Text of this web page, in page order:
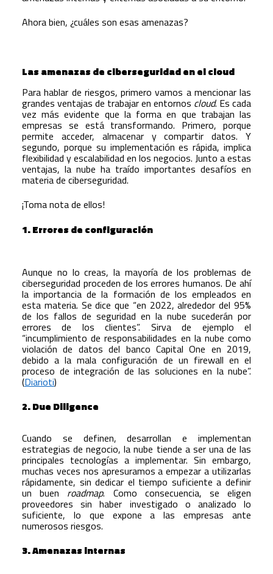
Ahora bien, ¿cuáles son esas amenazas?
Las amenazas de ciberseguridad en el cloud
Para hablar de riesgos, primero vamos a mencionar las
grandes ventajas de trabajar en entornos cloud. Es cada
vez más evidente que la forma en que trabajan las
empresas se está transformando. Primero, porque
permite acceder, almacenar y compartir datos. Y
segundo, porque su implementación es rápida, implica
flexibilidad y escalabilidad en los negocios. Junto a estas
ventajas, la nube ha traído importantes desafíos en
materia de ciberseguridad.
¡Toma nota de ellos!
1. Errores de configuración
Aunque no lo creas, la mayoría de los problemas de
ciberseguridad proceden de los errores humanos. De ahí
la importancia de la formación de los empleados en
esta materia. Se dice que “en 2022, alrededor del 95%
de los fallos de seguridad en la nube sucederán por
errores de los clientes”. Sirva de ejemplo el
“incumplimiento de responsabilidades en la nube como
violación de datos del banco Capital One en 2019,
debido a la mala configuración de un firewall en el
proceso de integración de las soluciones en la nube”.
(Diarioti)
2. Due Diligence
Cuando se definen, desarrollan e implementan
estrategias de negocio, la nube tiende a ser una de las
principales tecnologías a implementar. Sin embargo,
muchas veces nos apresuramos a empezar a utilizarlas
rápidamente, sin dedicar el tiempo suficiente a definir
un buen roadmap. Como consecuencia, se eligen
proveedores sin haber investigado o analizado lo
suficiente, lo que expone a las empresas ante
numerosos riesgos.
3. Amenazas internas